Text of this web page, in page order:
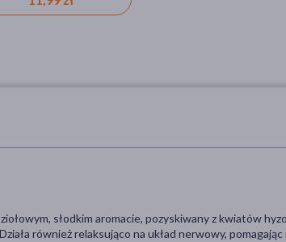
słodkim aromacie, pozyskiwany z kwiatów
również relaksująco na układ nerwowy,